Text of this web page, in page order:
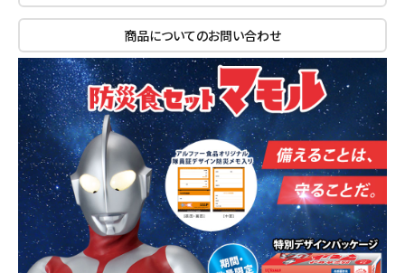
商品についてのお問い合わせ